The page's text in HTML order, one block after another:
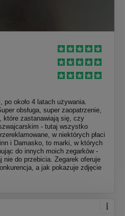
około 4 latach używania.
obsługa, super zaopatrzenie,
które zastanawiają się, czy
- tutaj wszystko
w niektórych płaci
i Damasko, to marki, w których
do innych moich zegarków -
do przebicia. Zegarek oferuje
a jak pokazuje zdjęcie